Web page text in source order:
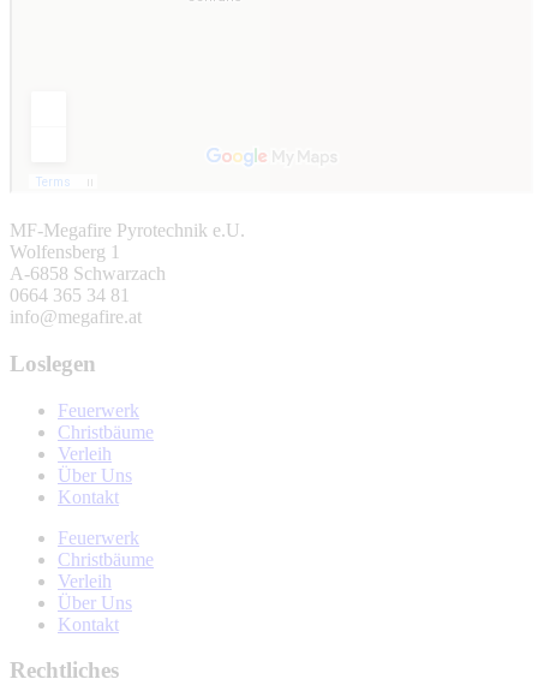
MF-Megafire Pyrotechnik e.U.
Wolfensberg 1
A-6858 Schwarzach
0664 365 34 81
info@megafire.at
Loslegen
Feuerwerk
Christbäume
Verleih
Über Uns
Kontakt
Feuerwerk
Christbäume
Verleih
Über Uns
Kontakt
Rechtliches